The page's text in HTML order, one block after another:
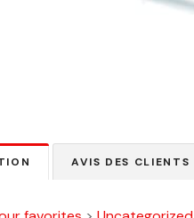
AVIS DES CLIENTS